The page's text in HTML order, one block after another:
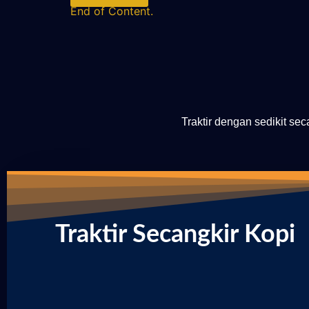
End of Content.
Traktir dengan sedikit
Traktir Secangkir Kopi